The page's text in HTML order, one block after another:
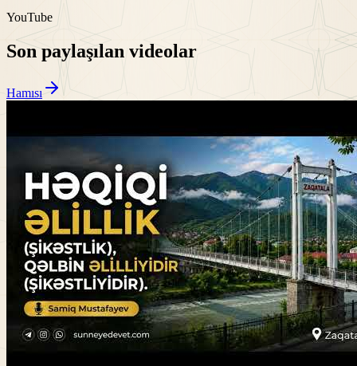
YouTube
Son paylaşılan videolar
Hamısı